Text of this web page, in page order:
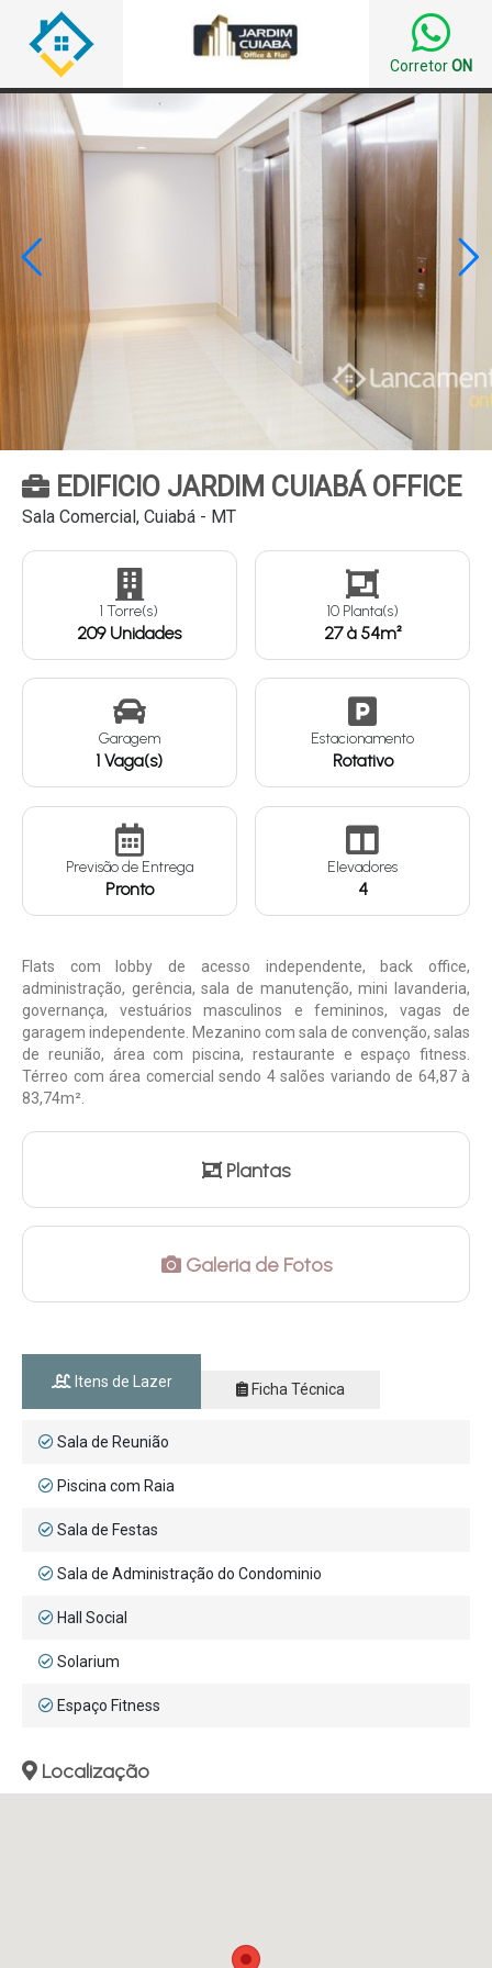
CorretorON
 
EDIFICIO JARDIM CUIABÁ OFFICE
Sala Comercial, Cuiabá - MT
1 Torre(s)
209 Unidades
10 Planta(s)
27 à 54m²
Garagem
1 Vaga(s)
Estacionamento
Rotativo
Previsão de Entrega
Pronto
Elevadores
4
Flats com lobby de acesso independente, back office,
administração, gerência, sala de manutenção, mini lavanderia,
governança, vestuários masculinos e femininos, vagas de
garagem independente. Mezanino com sala de convenção, salas
de reunião, área com piscina, restaurante e espaço fitness.
Térreo com área comercial sendo 4 salões variando de 64,87 à
83,74m².
Plantas
Galeria de Fotos
Itens de Lazer Ficha Técnica
Sala de Reunião
Piscina com Raia
Sala de Festas
Sala de Administração do Condominio
Hall Social
Solarium
Espaço Fitness
Localização
Continuar